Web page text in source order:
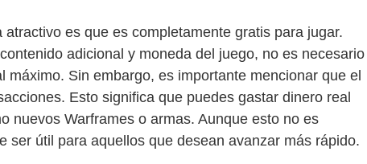
es que es completamente gratis para jugar.
adicional y moneda del juego, no es necesario
Sin embargo, es importante mencionar que el
Esto significa que puedes gastar dinero real
nuevos Warframes o armas. Aunque esto no es
ser útil para aquellos que desean avanzar más rápido.